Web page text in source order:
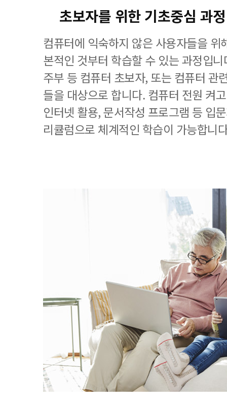
초보자를 위한 기초중심 과
컴퓨터에 익숙하지 않은 사용자들을 위
본적인 것부터 학습할 수 있는 과정입
주부 등 컴퓨터 초보자, 또는 컴퓨터 관
들을 대상으로 합니다. 컴퓨터 전원 켜
인터넷 활용, 문서작성 프로그램 등 입
리큘럼으로 체계적인 학습이 가능합니